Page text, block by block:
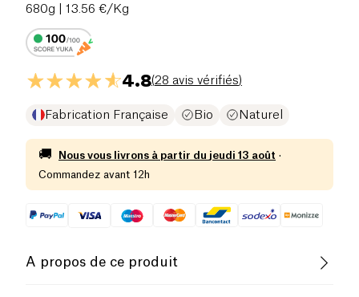
680g | 13.56 €/Kg
4.8(28 avis vérifiés)
Fabrication Française Bio Naturel
🚚 Nous vous livrons à partir du jeudi 13 août ·
Commandez avant 12h
A propos de ce produit